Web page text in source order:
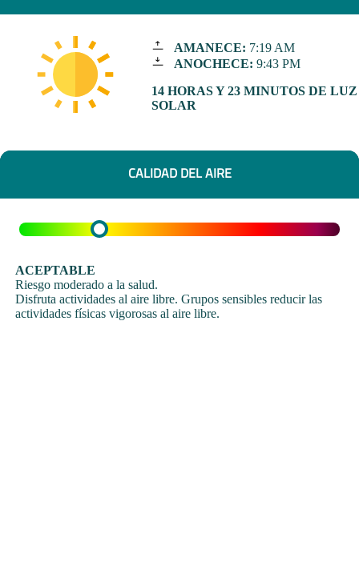
AMANECE: 7:19 AM
ANOCHECE: 9:43 PM
14 HORAS Y 23 MINUTOS DE LUZ
SOLAR
CALIDAD DEL AIRE
ACEPTABLE
Riesgo moderado a la salud.
Disfruta actividades al aire libre. Grupos sensibles reducir las
actividades físicas vigorosas al aire libre.